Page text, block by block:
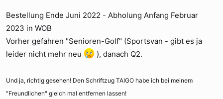
Bestellung Ende Juni 2022 - Abholung Anfang Februar
2023 in WOB
Vorher gefahren "Senioren-Golf" (Sportsvan - gibt es ja
leider nicht mehr neu
), danach Q2.
Und ja, richtig gesehen! Den Schriftzug TAIGO habe ich bei meinem
"Freundlichen" gleich mal entfernen lassen!